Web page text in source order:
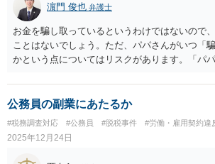
濵門 俊也 弁護士
お金を騙し取っているというわけではないので
ことはないでしょう。ただ、パパさんがいつ「
かという点についてはリスクがあります。「パ
公務員の副業にあたるか
#税務調査対応 #公務員 #脱税事件 #労働・雇用契約違
2025年12月24日